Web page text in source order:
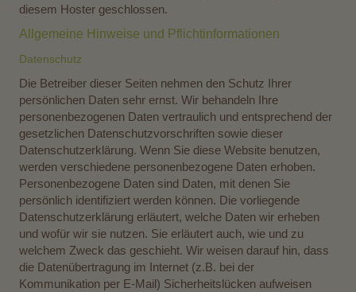
diesem Hoster geschlossen.
Allgemeine Hinweise und Pflichtinformationen
Datenschutz
Die Betreiber dieser Seiten nehmen den Schutz Ihrer
persönlichen Daten sehr ernst. Wir behandeln Ihre
personenbezogenen Daten vertraulich und entsprechend der
gesetzlichen Datenschutzvorschriften sowie dieser
Datenschutzerklärung. Wenn Sie diese Website benutzen,
werden verschiedene personenbezogene Daten erhoben.
Personenbezogene Daten sind Daten, mit denen Sie
persönlich identifiziert werden können. Die vorliegende
Datenschutzerklärung erläutert, welche Daten wir erheben
und wofür wir sie nutzen. Sie erläutert auch, wie und zu
welchem Zweck das geschieht. Wir weisen darauf hin, dass
die Datenübertragung im Internet (z.B. bei der
Kommunikation per E-Mail) Sicherheitslücken aufweisen